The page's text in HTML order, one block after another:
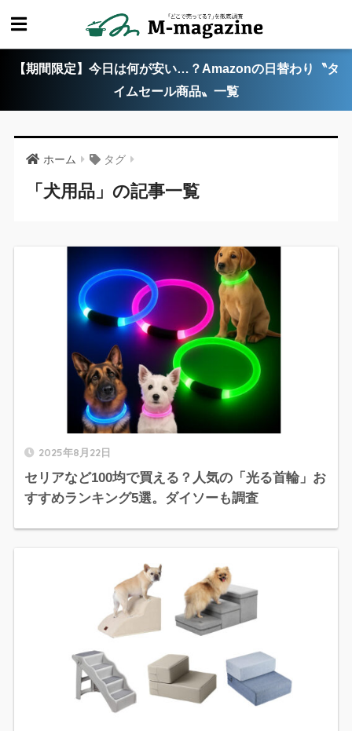
【期間限定】今日は何が安い…？Amazonの日替わり〝タ
イムセール商品〟一覧
ホーム タグ
「犬用品」の記事一覧
2025年8月22日
セリアなど100均で買える？人気の「光る首輪」お
すすめランキング5選。ダイソーも調査